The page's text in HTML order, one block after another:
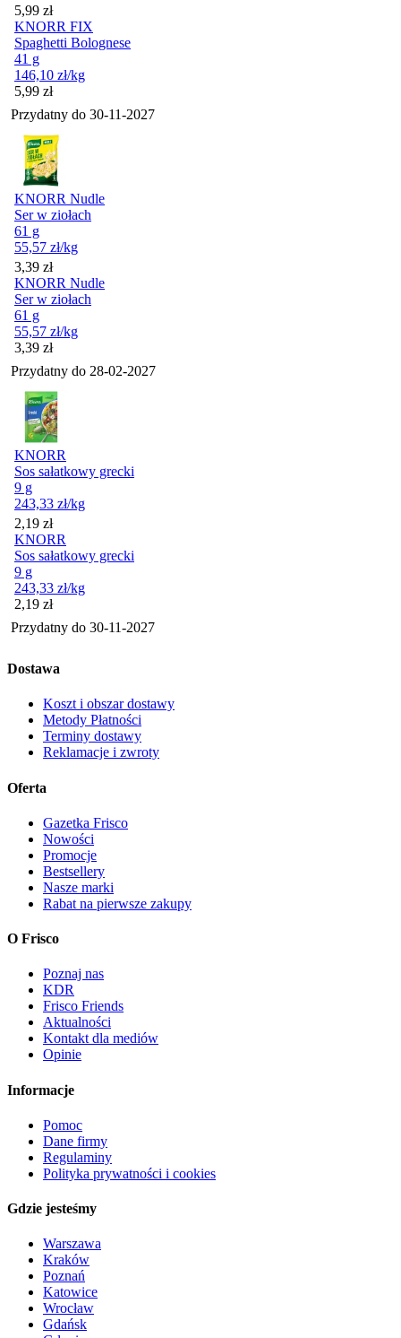
Cena
5,99 zł
KNORR FIX
Spaghetti Bolognese
41 g
146,10 zł/kg
Cena
5,99 zł
Przydatny do 30-11-2027
KNORR Nudle
Ser w ziołach
61 g
55,57 zł/kg
Cena
3,39 zł
KNORR Nudle
Ser w ziołach
61 g
55,57 zł/kg
Cena
3,39 zł
Przydatny do 28-02-2027
KNORR
Sos sałatkowy grecki
9 g
243,33 zł/kg
Cena
2,19 zł
KNORR
Sos sałatkowy grecki
9 g
243,33 zł/kg
Cena
2,19 zł
Przydatny do 30-11-2027
Dostawa
Koszt i obszar dostawy
Metody Płatności
Terminy dostawy
Reklamacje i zwroty
Oferta
Gazetka Frisco
Nowości
Promocje
Bestsellery
Nasze marki
Rabat na pierwsze zakupy
O Frisco
Poznaj nas
KDR
Frisco Friends
Aktualności
Kontakt dla mediów
Opinie
Informacje
Pomoc
Dane firmy
Regulaminy
Polityka prywatności i cookies
Gdzie jesteśmy
Warszawa
Kraków
Poznań
Katowice
Wrocław
Gdańsk